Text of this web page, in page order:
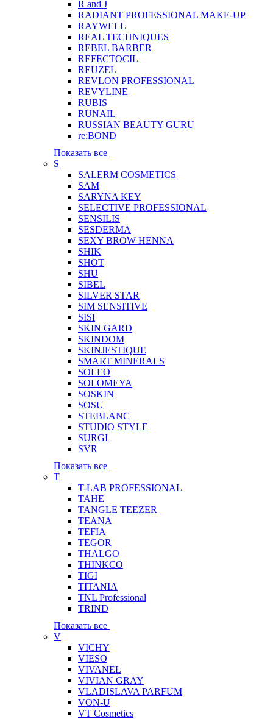
R and J
RADIANT PROFESSIONAL MAKE-UP
RAYWELL
REAL TECHNIQUES
REBEL BARBER
REFECTOCIL
REUZEL
REVLON PROFESSIONAL
REVYLINE
RUBIS
RUNAIL
RUSSIAN BEAUTY GURU
re:BOND
Показать все
S
SALERM COSMETICS
SAM
SARYNA KEY
SELECTIVE PROFESSIONAL
SENSILIS
SESDERMA
SEXY BROW HENNA
SHIK
SHOT
SHU
SIBEL
SILVER STAR
SIM SENSITIVE
SISI
SKIN GARD
SKINDOM
SKINJESTIQUE
SMART MINERALS
SOLEO
SOLOMEYA
SOSKIN
SOSU
STEBLANC
STUDIO STYLE
SURGI
SVR
Показать все
T
T-LAB PROFESSIONAL
TAHE
TANGLE TEEZER
TEANA
TEFIA
TEGOR
THALGO
THINKCO
TIGI
TITANIA
TNL Professional
TRIND
Показать все
V
VICHY
VIESO
VIVANEL
VIVIAN GRAY
VLADISLAVA PARFUM
VON-U
VT Cosmetics